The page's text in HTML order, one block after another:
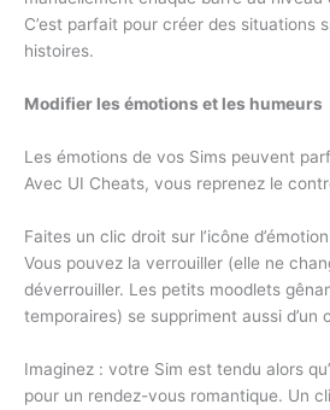
C’est parfait pour créer des situations
histoires.
Modifier les émotions et les humeurs
Les émotions de vos Sims peuvent
Avec UI Cheats, vous reprenez le
Faites un clic droit sur l’icône
Vous pouvez la verrouiller (elle ne
déverrouiller. Les petits moodlets
temporaires) se suppriment aussi d’un
Imaginez : votre Sim est tendu alors
pour un rendez-vous romantique. Un